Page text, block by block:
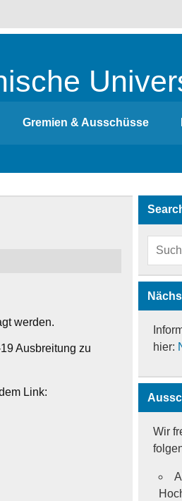
Gremien & Ausschüsse
werden.
Ausbreitung zu
Link:
hier:
Wir